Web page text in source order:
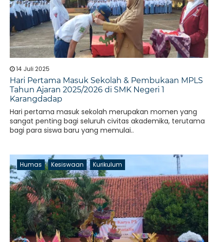
14 Juli 2025
Hari Pertama Masuk Sekolah & Pembukaan MPLS
Tahun Ajaran 2025/2026 di SMK Negeri 1
Karangdadap
Hari pertama masuk sekolah merupakan momen yang
sangat penting bagi seluruh civitas akademika, terutama
bagi para siswa baru yang memulai..
Humas Kesiswaan Kurikulum